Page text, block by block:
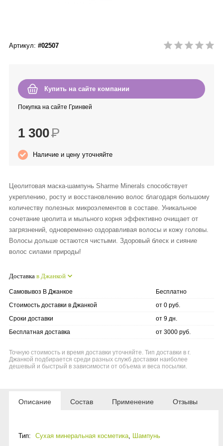
Enjoy Care
Артикул: #02507
Купить на сайте компании
Покупка на сайте Гринвей
1 300Р
Наличие и цену уточняйте
Цеолитовая маска-шампунь Sharme Minerals способствует
укреплению, росту и восстановлению волос благодаря большому
количеству полезных микроэлементов в составе. Уникальное
сочетание цеолита и мыльного корня эффективно очищает от
загрязнений, одновременно оздоравливая волосы и кожу головы.
Волосы дольше остаются чистыми. Здоровый блеск и сияние
волос силами природы!
Доставка в Джанкой
Самовывоз В Джанкое
Бесплатно
Стоимость доставки в Джанкой
от 0 руб.
Сроки доставки
от 9 дн.
Бесплатная доставка
от 3000 руб.
Точную стоимость и время доставки уточняйте. Тип доставки в г.
Джанкой подбирается среди разных служб доставки наиболее
дешевый и быстрый в зависимости от объема и веса посылки.
Описание Состав Применение Отзывы
Тип: Сухая минеральная косметика, Шампунь